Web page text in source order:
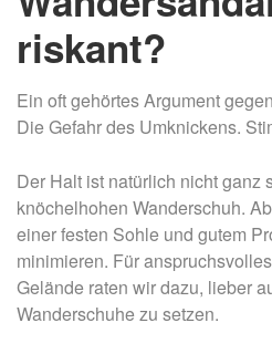
riskant?
Ein oft gehörtes Argument
Die Gefahr des Umknickens.
Der Halt ist natürlich nicht ganz
knöchelhohen Wanderschuh.
einer festen Sohle und gutem
minimieren. Für
Gelände raten wir dazu, lieber
Wanderschuhe zu setzen.